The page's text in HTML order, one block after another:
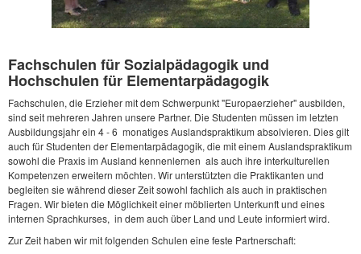
Fachschulen für Sozialpädagogik und
Hochschulen für Elementarpädagogik
Fachschulen, die Erzieher mit dem Schwerpunkt "Europaerzieher" ausbilden,
sind seit mehreren Jahren unsere Partner. Die Studenten müssen im letzten
Ausbildungsjahr ein 4 - 6 monatiges Auslandspraktikum absolvieren. Dies gilt
auch für Studenten der Elementarpädagogik, die mit einem Auslandspraktikum
sowohl die Praxis im Ausland kennenlernen als auch ihre interkulturellen
Kompetenzen erweitern möchten. Wir unterstützten die Praktikanten und
begleiten sie während dieser Zeit sowohl fachlich als auch in praktischen
Fragen. Wir bieten die Möglichkeit einer möblierten Unterkunft und eines
internen Sprachkurses, in dem auch über Land und Leute informiert wird.
Zur Zeit haben wir mit folgenden Schulen eine feste Partnerschaft: